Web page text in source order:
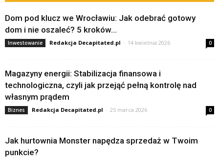
Dom pod klucz we Wrocławiu: Jak odebrać gotowy
dom i nie oszaleć? 5 kroków...
Inwestowanie Redakcja Decapitated.pl - 14 kwietnia 2026 0
Magazyny energii: Stabilizacja finansowa i
technologiczna, czyli jak przejąć pełną kontrolę nad
własnym prądem
Biznes Redakcja Decapitated.pl - 25 marca 2026 0
Jak hurtownia Monster napędza sprzedaż w Twoim
punkcie?